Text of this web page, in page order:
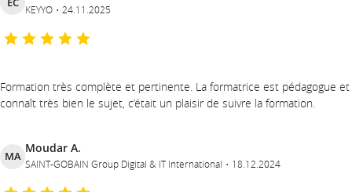
KEYYO 24.11.2025
Formation très complète et pertinente. La formatrice est pédagogue et
connaît très bien le sujet, c’était un plaisir de suivre la formation.
MA
Moudar A.
SAINT-GOBAIN Group Digital & IT International 18.12.2024